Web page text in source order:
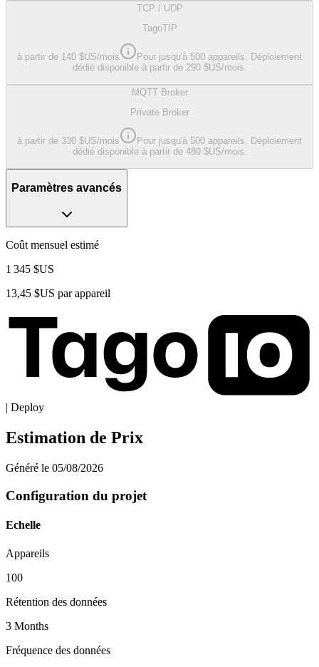
TCP / UDP
TagoTIP
à partir de 140 $US/mois
Pour jusqu'à 500 appareils. Déploiement
dédié disponible à partir de 290 $US/mois.
MQTT Broker
Private Broker
à partir de 330 $US/mois
Pour jusqu'à 500 appareils. Déploiement
dédié disponible à partir de 480 $US/mois.
Paramètres avancés
Coût mensuel estimé
1 345 $US
13,45 $US par appareil
| Deploy
Estimation de Prix
Généré le 05/08/2026
Configuration du projet
Echelle
Appareils
100
Rétention des données
3 Months
Fréquence des données